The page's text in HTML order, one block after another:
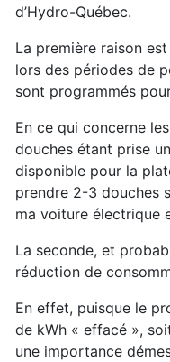
d’Hydro-Québec.
La première raison
lors des périodes de
sont programmés
En ce qui concerne
douches étant prise
disponible pour la
prendre 2-3 douches
ma voiture électrique
La seconde, et
réduction de
En effet, puisque le
de kWh « effacé »,
une importance